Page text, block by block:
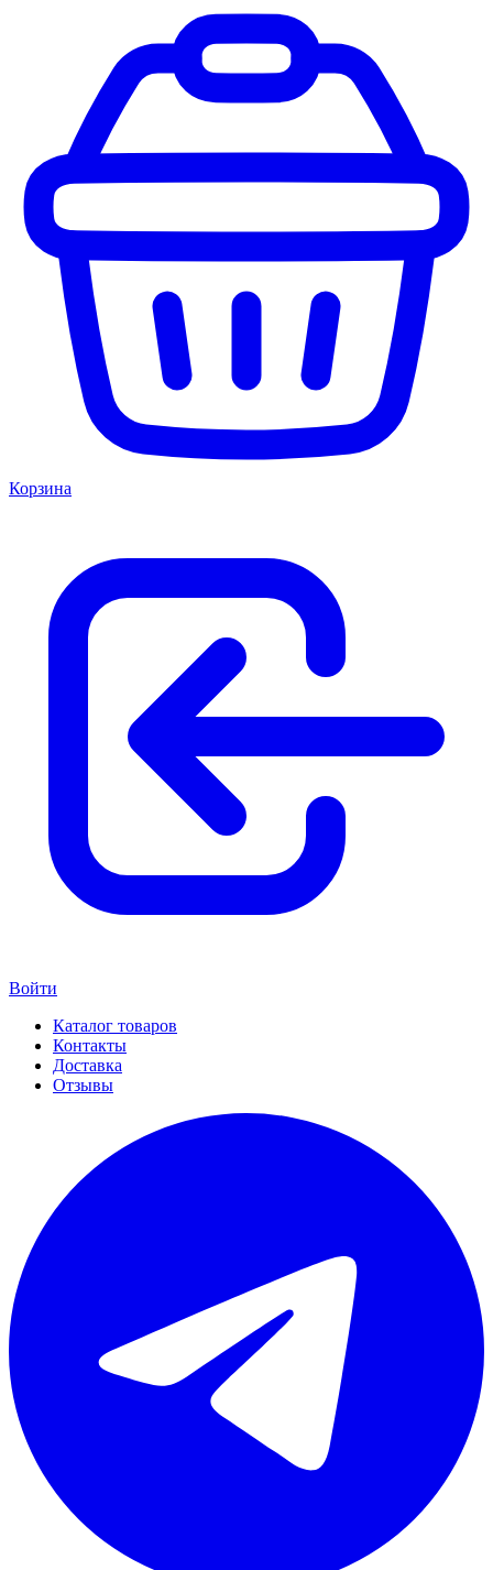
Корзина
Войти
Каталог товаров
Контакты
Доставка
Отзывы